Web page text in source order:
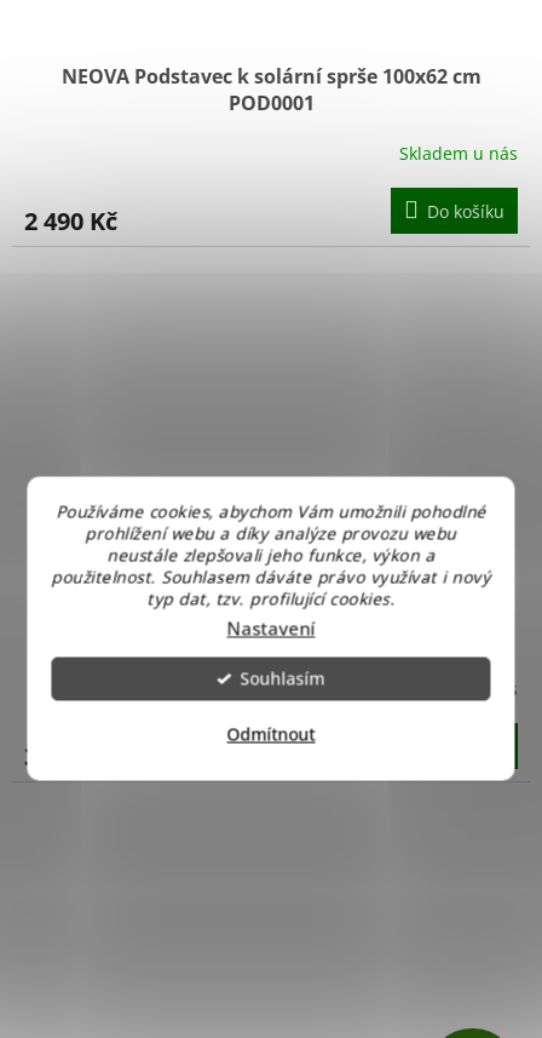
Používáme cookies, abychom Vám umožnili pohodlné
prohlížení webu a díky analýze provozu webu
neustále zlepšovali jeho funkce, výkon a
použitelnost. Souhlasem dáváte právo využívat i nový
typ dat, tzv. profilující cookies.
Nastavení
Odmítnout
Souhlasím
NEOVA Podstavec k solární sprše 100x62 cm
POD0001
Skladem u nás
2 490 Kč Do košíku
Solární sprcha Planet Pool Menorca 2, 20 l
Skladem u nás
3 490 Kč